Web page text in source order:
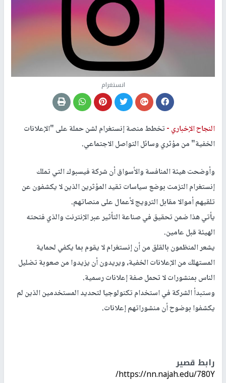
انستغرام
النجاح الإخباري -تخطط منصة إنستغرام لشن حملة على "الإعلانات
الخفية" من مؤثري وسائل التواصل الاجتماعي.
وأوضحت هيئة المنافسة والأسواق أن شركة فيسبوك التي تملك
إنستغرام التزمت بوضع سياسات تقيد المؤثرين الذين لا يكشفون عن
تلقيهم أموالا مقابل الترويج لأعمال على منصاتهم.
يأتي هذا ضمن تحقيق في صناعة التأثير عبر الإنترنت والذي فتحته
الهيئة قبل عامين.
يشعر المنظمون بالقلق من أن إنستغرام لا يقوم بما يكفي لحماية
المستهلك من الإعلانات الخفية، ويريدون أن يزيدوا من صعوبة تضليل
الناس بمنشورات لا تحمل صفة إعلانات رسمية.
وستبدأ الشركة في استخدام تكنولوجيا لتحديد المستخدمين الذين لم
يكشفوا بوضوح أن منشوراتهم إعلانات.
رابط قصير
https://nn.najah.edu/780Y/